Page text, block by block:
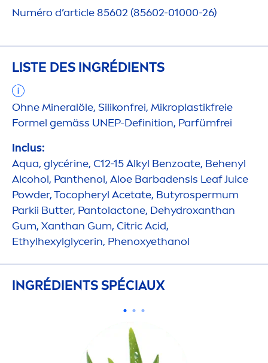
Numéro d’article 85602 (85602-01000-26)
LISTE DES INGRÉDIENTS
Ohne Mineralöle, Silikonfrei, Mikroplastikfreie
Formel gemäss UNEP-Definition, Parfümfrei
Inclus:
Aqua, glycérine, C12-15 Alkyl Benzoate, Behenyl
Alcohol, Panthenol, Aloe Barbadensis Leaf Juice
Powder, Tocopheryl Acetate, Butyrospermum
Parkii Butter, Pantolactone, Dehydroxanthan
Gum, Xanthan Gum, Citric Acid,
Ethylhexylglycerin, Phenoxyethanol
INGRÉDIENTS SPÉCIAUX